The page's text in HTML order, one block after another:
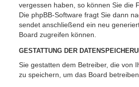
vergessen haben, so können Sie die
Die phpBB-Software fragt Sie dann
sendet anschließend ein neu
Board zugreifen können.
GESTATTUNG DER
Sie gestatten dem Betreiber, die von
zu speichern, um das Board